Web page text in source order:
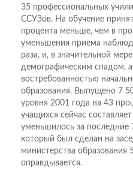
35 профессиональных
ССУЗов. На обучение
процента меньше, чем в
уменьшения приема
раза, и, в значительной
демографическим спадом,
востребованностью
образования. Выпущено 7
уровня 2001 года на 43
учащихся сейчас
уменьшилось за последние
который был сделан на
министерства образования
оправдывается.